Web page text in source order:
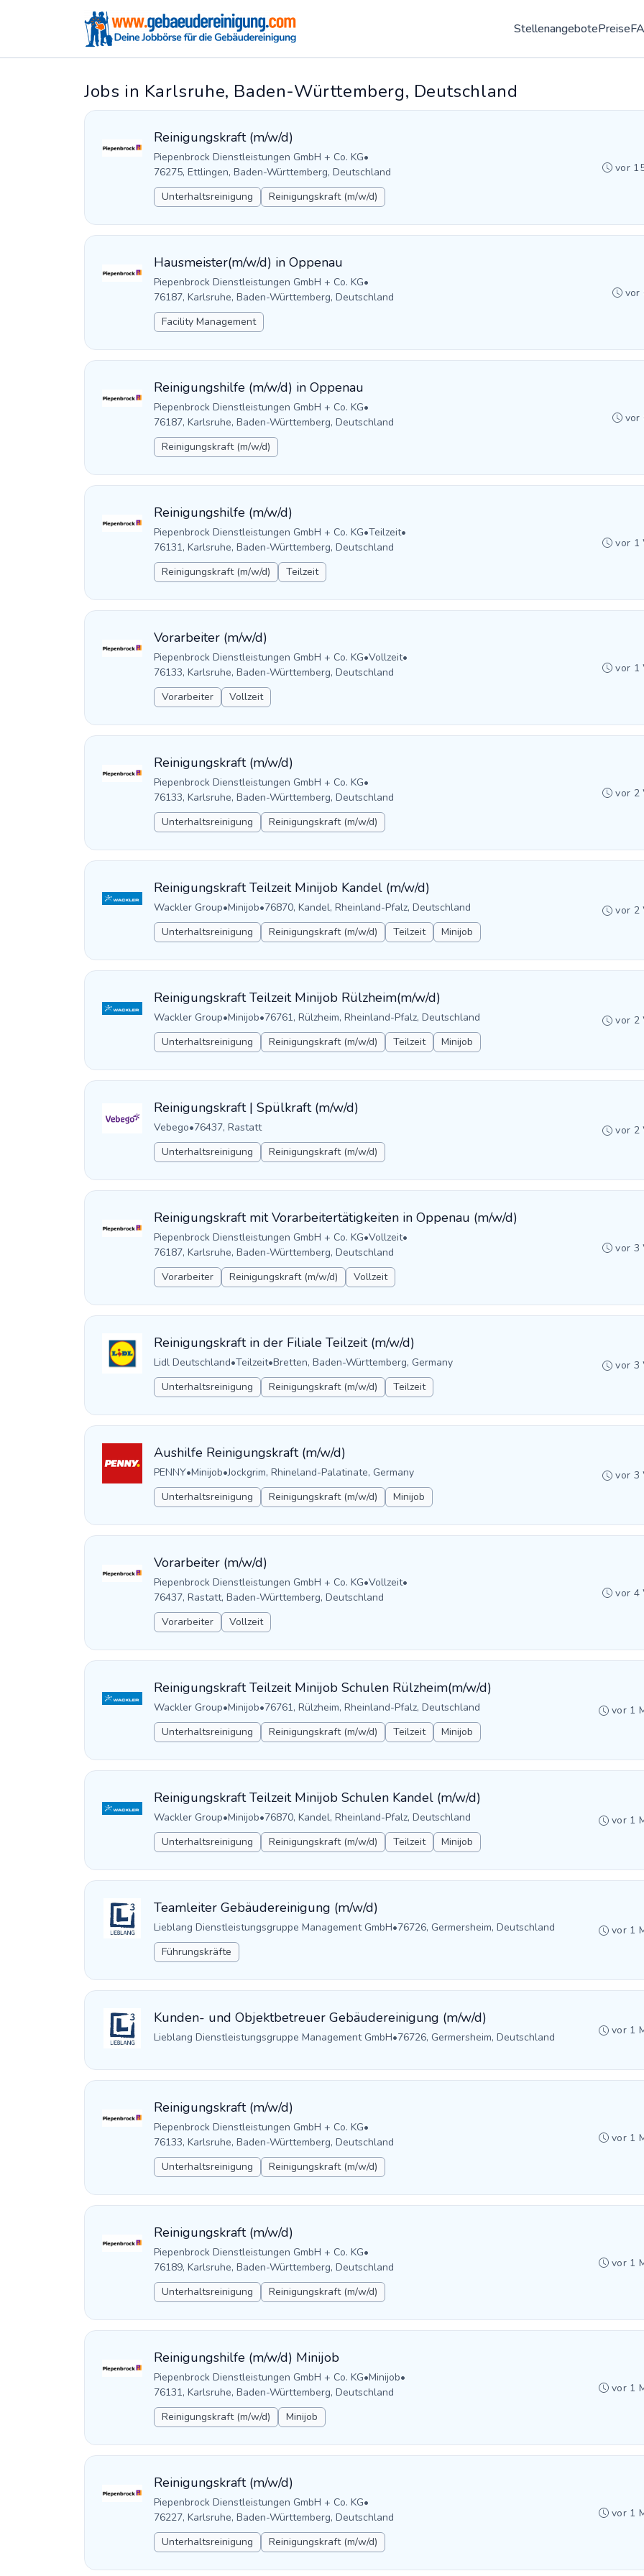
StellenangebotePreise
Jobs in Karlsruhe, Baden-Württemberg, Deutschland
Reinigungskraft (m/w/d)
Piepenbrock Dienstleistungen GmbH + Co. KG•
76275, Ettlingen, Baden-Württemberg, Deutschland
Unterhaltsreinigung
Reinigungskraft (m/w/d)
vor
Hausmeister(m/w/d) in Oppenau
Piepenbrock Dienstleistungen GmbH + Co. KG•
76187, Karlsruhe, Baden-Württemberg, Deutschland
Facility Management
vor
Reinigungshilfe (m/w/d) in Oppenau
Piepenbrock Dienstleistungen GmbH + Co. KG•
76187, Karlsruhe, Baden-Württemberg, Deutschland
Reinigungskraft (m/w/d)
vor
Reinigungshilfe (m/w/d)
Piepenbrock Dienstleistungen GmbH + Co. KG•Teilzeit•
76131, Karlsruhe, Baden-Württemberg, Deutschland
Reinigungskraft (m/w/d)
Teilzeit
vor 1
Vorarbeiter (m/w/d)
Piepenbrock Dienstleistungen GmbH + Co. KG•Vollzeit•
76133, Karlsruhe, Baden-Württemberg, Deutschland
Vorarbeiter
Vollzeit
vor 1
Reinigungskraft (m/w/d)
Piepenbrock Dienstleistungen GmbH + Co. KG•
76133, Karlsruhe, Baden-Württemberg, Deutschland
Unterhaltsreinigung
Reinigungskraft (m/w/d)
vor 2
Reinigungskraft Teilzeit Minijob Kandel (m/w/d)
Wackler Group•Minijob•76870, Kandel, Rheinland-Pfalz, Deutschland
Unterhaltsreinigung
Reinigungskraft (m/w/d) Teilzeit Minijob
vor 2
Reinigungskraft Teilzeit Minijob Rülzheim(m/w/d)
Wackler Group•Minijob•76761, Rülzheim, Rheinland-Pfalz, Deutschland
Unterhaltsreinigung
Reinigungskraft (m/w/d) Teilzeit Minijob
vor 2
Reinigungskraft | Spülkraft (m/w/d)
Vebego•76437, Rastatt
Unterhaltsreinigung
Reinigungskraft (m/w/d)
vor 2
Reinigungskraft mit Vorarbeitertätigkeiten in Oppenau (m/w/d)
Piepenbrock Dienstleistungen GmbH + Co. KG•Vollzeit•
76187, Karlsruhe, Baden-Württemberg, Deutschland
Vorarbeiter
Reinigungskraft (m/w/d) Vollzeit
vor 3
Reinigungskraft in der Filiale Teilzeit (m/w/d)
Lidl Deutschland•Teilzeit•Bretten, Baden-Württemberg, Germany
Unterhaltsreinigung
Reinigungskraft (m/w/d) Teilzeit
vor 3
Aushilfe Reinigungskraft (m/w/d)
PENNY•Minijob•Jockgrim, Rhineland-Palatinate, Germany
Unterhaltsreinigung
Reinigungskraft (m/w/d) Minijob
vor 3
Vorarbeiter (m/w/d)
Piepenbrock Dienstleistungen GmbH + Co. KG•Vollzeit•
76437, Rastatt, Baden-Württemberg, Deutschland
Vorarbeiter
Vollzeit
vor 4
Reinigungskraft Teilzeit Minijob Schulen Rülzheim(m/w/d)
Wackler Group•Minijob•76761, Rülzheim, Rheinland-Pfalz, Deutschland
Unterhaltsreinigung
Reinigungskraft (m/w/d) Teilzeit Minijob
vor 1
Reinigungskraft Teilzeit Minijob Schulen Kandel (m/w/d)
Wackler Group•Minijob•76870, Kandel, Rheinland-Pfalz, Deutschland
Unterhaltsreinigung
Reinigungskraft (m/w/d) Teilzeit Minijob
vor 1
Teamleiter Gebäudereinigung (m/w/d)
Lieblang Dienstleistungsgruppe Management GmbH•76726, Germersheim, Deutschland
Führungskräfte
vor 1
Kunden- und Objektbetreuer Gebäudereinigung (m/w/d)
Lieblang Dienstleistungsgruppe Management GmbH•76726, Germersheim, Deutschland
vor 1
Reinigungskraft (m/w/d)
Piepenbrock Dienstleistungen GmbH + Co. KG•
76133, Karlsruhe, Baden-Württemberg, Deutschland
Unterhaltsreinigung
Reinigungskraft (m/w/d)
vor 1
Reinigungskraft (m/w/d)
Piepenbrock Dienstleistungen GmbH + Co. KG•
76189, Karlsruhe, Baden-Württemberg, Deutschland
Unterhaltsreinigung
Reinigungskraft (m/w/d)
vor 1
Reinigungshilfe (m/w/d) Minijob
Piepenbrock Dienstleistungen GmbH + Co. KG•Minijob•
76131, Karlsruhe, Baden-Württemberg, Deutschland
Reinigungskraft (m/w/d)
Minijob
vor 1
Reinigungskraft (m/w/d)
Piepenbrock Dienstleistungen GmbH + Co. KG•
76227, Karlsruhe, Baden-Württemberg, Deutschland
Unterhaltsreinigung
Reinigungskraft (m/w/d)
vor 1